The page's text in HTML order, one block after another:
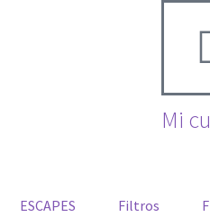
Mi
ESCAPES Filtros